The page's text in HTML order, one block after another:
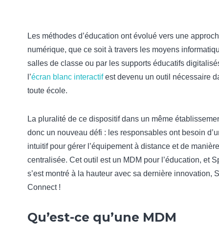
Les méthodes d’éducation ont évolué vers une
numérique, que ce soit à travers les moyens
salles de classe ou par les supports éducatifs
l’écran blanc interactifest devenu un outil nécessaire
toute école.
La pluralité de ce dispositif dans un même
donc un nouveau défi : les responsables ont besoin
intuitif pour gérer l’équipement à distance et de manière
centralisée. Cet outil est un MDM pour l’éducation, et
s’est montré à la hauteur avec sa dernière innovation,
Connect !
Qu’est-ce qu’une MDM